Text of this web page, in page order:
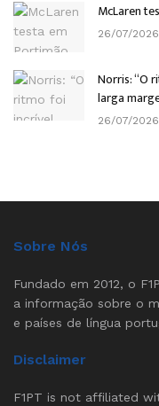
McLaren
26/07/2026
Norris: “O
larga
26/07/2026
Sobre Nós
Fundado em 2012, o
a informação sobre o
e países de língua
Disclaimer
F1PT is not affiliated